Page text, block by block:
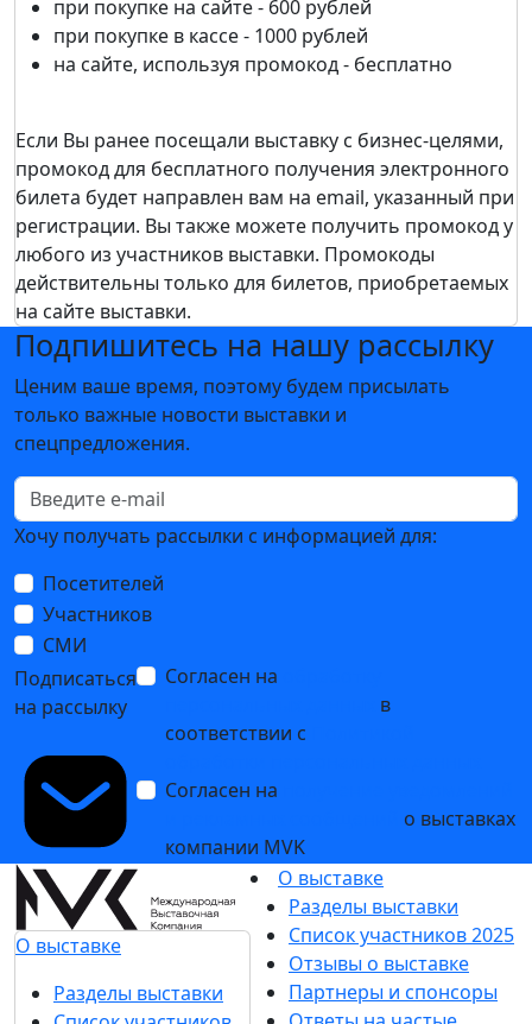
при покупке на сайте - 600 рублей
при покупке в кассе - 1000 рублей
на сайте, используя промокод - бесплатно
Если Вы ранее посещали выставку c бизнес-целями,
промокод для бесплатного получения электронного
билета будет направлен вам на email, указанный при
регистрации. Вы также можете получить промокод у
любого из участников выставки. Промокоды
действительны только для билетов, приобретаемых
на сайте выставки.
Подпишитесь на нашу рассылку
Ценим ваше время, поэтому будем присылать
только важные новости выставки и
спецпредложения.
Хочу получать рассылки с информацией для:
Посетителей
Участников
СМИ
Подписаться
на рассылку
Согласен на
в
соответствии с
Согласен на
о выставках
компании MVK
О выставке
Разделы выставки
О выставке
Разделы выставки
Список участников 2025
Отзывы о выставке
Партнеры и спонсоры